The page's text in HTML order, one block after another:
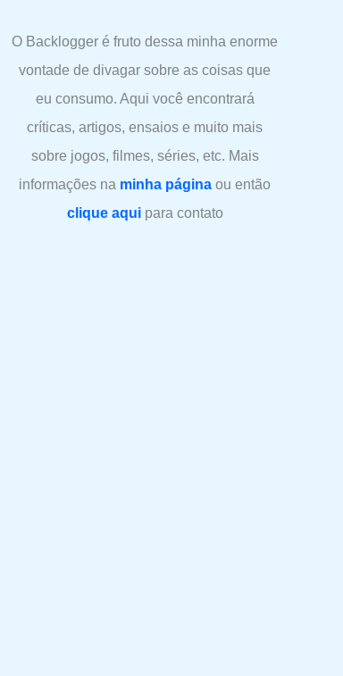
O Backlogger é fruto dessa minha enorme
vontade de divagar sobre as coisas que
eu consumo. Aqui você encontrará
críticas, artigos, ensaios e muito mais
sobre jogos, filmes, séries, etc. Mais
informações na minha página ou então
clique aquipara contato